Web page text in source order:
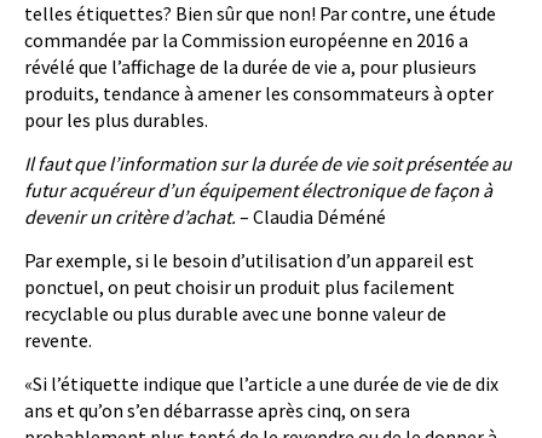
telles étiquettes? Bien sûr que non! Par contre, une étude
commandée par la Commission européenne en 2016 a
révélé que l’affichage de la durée de vie a, pour plusieurs
produits, tendance à amener les consommateurs à opter
pour les plus durables.
Il faut que l’information sur la durée de vie soit présentée au
futur acquéreur d’un équipement électro­nique de façon à
devenir un critère d’achat. – Claudia Déméné
Par exemple, si le besoin d’utilisation d’un appareil est
ponctuel, on peut choisir un produit plus facilement
recyclable ou plus durable avec une bonne valeur de
revente.
«Si l’étiquette indique que l’article a une durée de vie de dix
ans et qu’on s’en débarrasse après cinq, on sera